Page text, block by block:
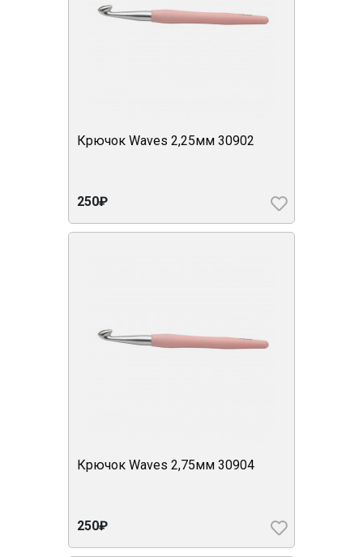
Крючок Waves 2,25мм 30902
250₽
Крючок Waves 2,75мм 30904
250₽